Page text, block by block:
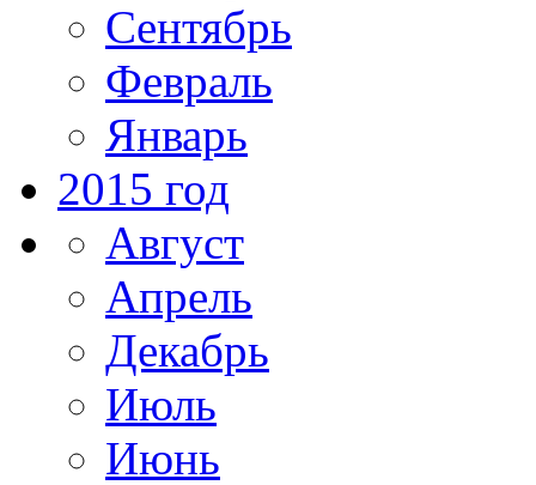
Сентябрь
Февраль
Январь
2015 год
Август
Апрель
Декабрь
Июль
Июнь